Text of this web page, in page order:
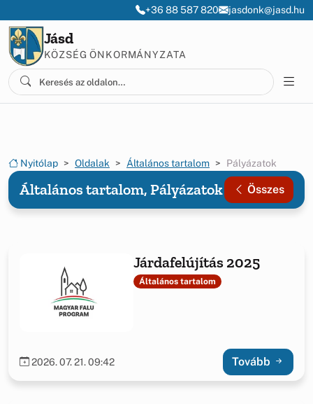
+36 88 587 820 jasdonk@jasd.hu
Jásd
KÖZSÉG ÖNKORMÁNYZATA
Nyitólap Oldalak Általános tartalom Pályázatok
Általános tartalom, Pályázatok Összes
Járdafelújítás 2025
Általános tartalom
2026. 07. 21. 09:42 Tovább